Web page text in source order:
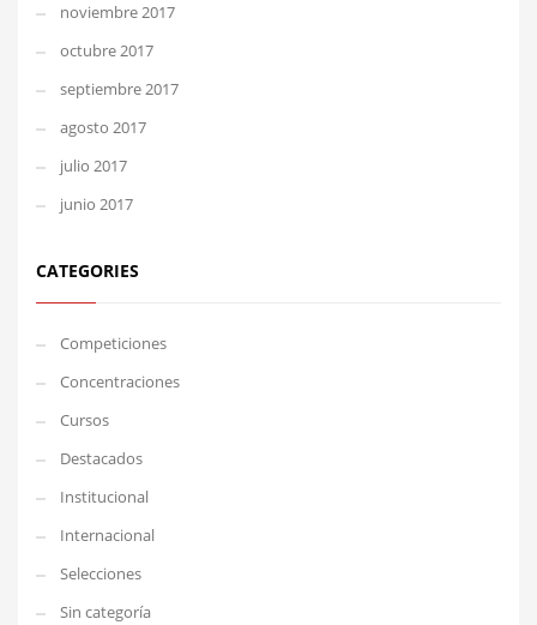
noviembre 2017
octubre 2017
septiembre 2017
agosto 2017
julio 2017
junio 2017
CATEGORIES
Competiciones
Concentraciones
Cursos
Destacados
Institucional
Internacional
Selecciones
Sin categoría